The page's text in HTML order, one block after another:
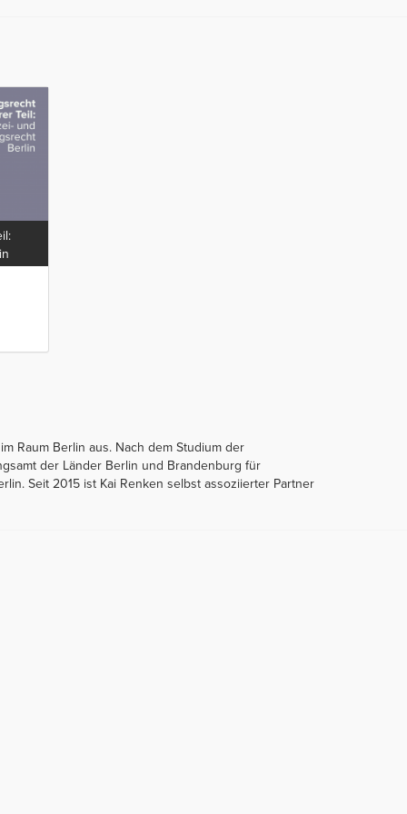
Raum Berlin aus. Nach dem Studium der
der Länder Berlin und Brandenburg für
Seit 2015 ist Kai Renken selbst assoziierter Partner